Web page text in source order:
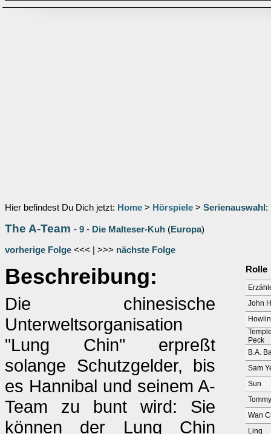
Hier befindest Du Dich jetzt: Home > Hörspiele > Serienauswahl :
The A-Team - 9 - Die Malteser-Kuh (Europa)
vorherige Folge <<< | >>> nächste Folge
Beschreibung:
Die chinesische
Unterweltsorganisation
"Lung Chin" erpreßt
solange Schutzgelder, bis
es Hannibal und seinem A-
Team zu bunt wird: Sie
können der Lung Chin
Rolle
John
Peck
B.A.
Sam
Sun
Tommy
Wan
Ling